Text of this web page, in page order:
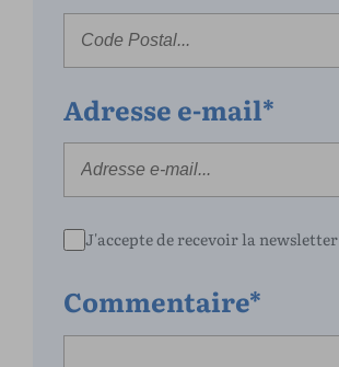
Adresse e-mail*
J'accepte de recevoir la newsletter
Commentaire*